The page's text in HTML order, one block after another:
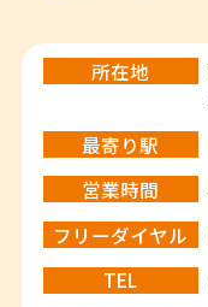
所在地
最寄り駅
営業時間
フリーダイヤル
TEL